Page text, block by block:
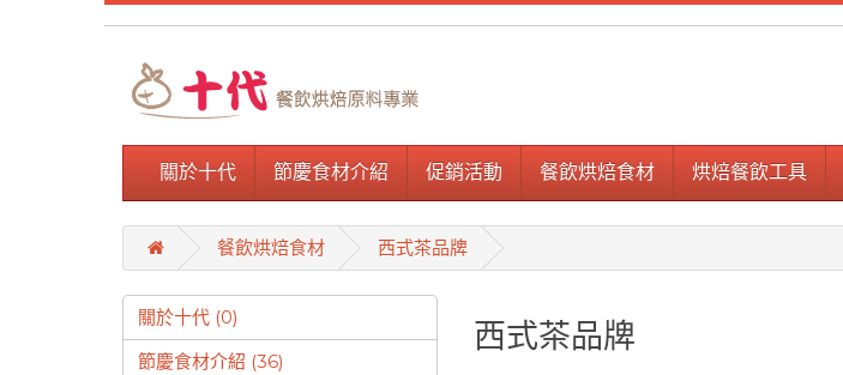
關於十代 節慶食材介紹 促銷活動 餐飲烘焙食材 烘焙餐飲工具
餐飲烘焙食材 西式茶品牌
關於十代 (0)
節慶食材介紹 (36)
西式茶品牌